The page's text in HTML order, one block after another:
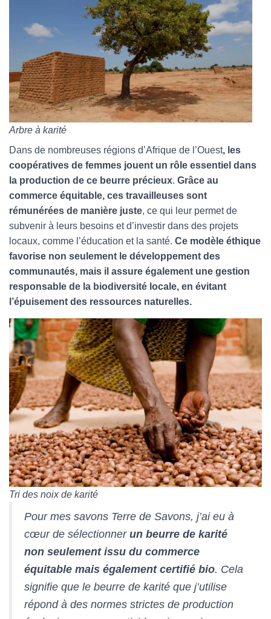
Arbre à karité
Dans de nombreuses régions d’Afrique de l’Ouest, les
coopératives de femmes jouent un rôle essentiel dans
la production de ce beurre précieux. Grâce au
commerce équitable, ces travailleuses sont
rémunérées de manière juste, ce qui leur permet de
subvenir à leurs besoins et d’investir dans des projets
locaux, comme l’éducation et la santé. Ce modèle éthique
favorise non seulement le développement des
communautés, mais il assure également une gestion
responsable de la biodiversité locale, en évitant
l’épuisement des ressources naturelles.
Tri des noix de karité
Pour mes savons Terre de Savons, j’ai eu à
cœur de sélectionner un beurre de karité
non seulement issu du commerce
équitable mais également certifié bio. Cela
signifie que le beurre de karité que j’utilise
répond à des normes strictes de production